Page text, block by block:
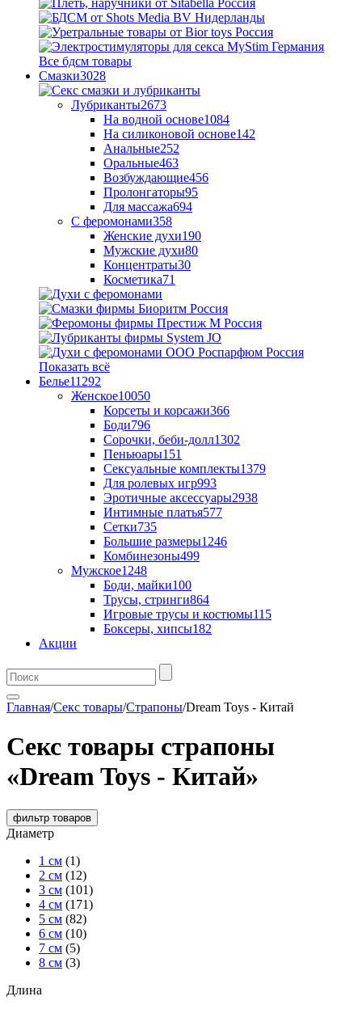
Все бдсм товары
Смазки3028
Лубриканты2673
На водной основе1084
На силиконовой основе142
Анальные252
Оральные463
Возбуждающие456
Пролонгаторы95
Для массажа694
С феромонами358
Женские духи190
Мужские духи80
Концентраты30
Косметика71
Показать всё
Белье11292
Женское10050
Корсеты и корсажи366
Боди796
Сорочки, беби-долл1302
Пеньюары151
Сексуальные комплекты1379
Для ролевых игр993
Эротичные аксессуары2938
Интимные платья577
Сетки735
Большие размеры1246
Комбинезоны499
Мужское1248
Боди, майки100
Трусы, стринги864
Игровые трусы и костюмы115
Боксеры, хипсы182
Акции
Главная/Секс товары/Страпоны/Dream Toys - Китай
Секс товары страпоны
«Dream Toys - Китай»
фильтр товаров
Диаметр
1 см (1)
2 см (12)
3 см (101)
4 см (171)
5 см (82)
6 см (10)
7 см (5)
8 см (3)
Длина